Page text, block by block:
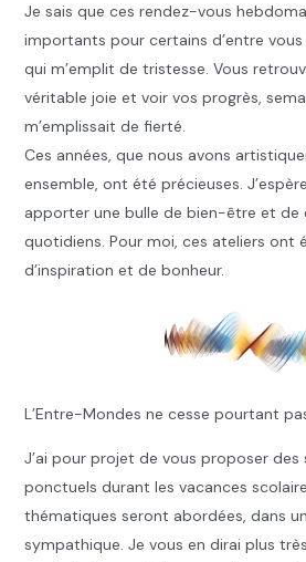
Je sais que ces rendez-vous
importants pour certains d’entre vous
qui m’emplit de tristesse. Vous
véritable joie et voir vos progrès,
m’emplissait de fierté.
Ces années, que nous avons
ensemble, ont été précieuses.
apporter une bulle de bien-être et de
quotidiens. Pour moi, ces ateliers ont
d’inspiration et de bonheur.
L’Entre-Mondes ne cesse pourtant
J’ai pour projet de vous proposer
ponctuels durant les vacances
thématiques seront abordées, dans
sympathique. Je vous en dirai plus